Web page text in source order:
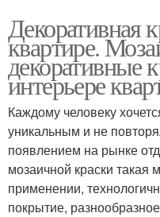
Декоративная
квартире.
декоративные
интерьере
Каждому человеку
уникальным и не
появлением на рынке
мозаичной краски такая
применении,
покрытие,